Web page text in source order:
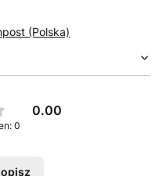
(Polska)
0.00
0